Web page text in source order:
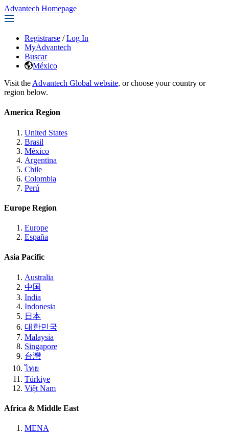
Advantech Homepage
Registrarse / Log In
MyAdvantech
Buscar
México
Visit the Advantech Global website, or choose your country or
region below.
America Region
United States
Brasil
México
Argentina
Chile
Colombia
Perú
Europe Region
Europe
España
Asia Pacific
Australia
中国
India
Indonesia
日本
대한민국
Malaysia
Singapore
台灣
ไทย
Türkiye
Việt Nam
Africa & Middle East
MENA